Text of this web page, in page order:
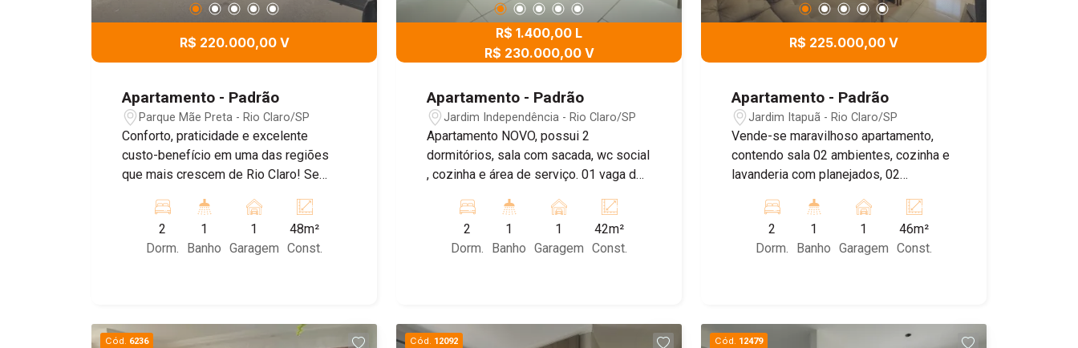
R$ 220.000,00 V
Apartamento - Padrão
Parque Mãe Preta - Rio Claro/SP
Conforto, praticidade e excelente
custo-benefício em uma das regiões
que mais crescem de Rio Claro! Se
para morar, com móveis planejados e
acabamento de qualidade, esta é uma
excelente oportunidade. Com 48 m²
ambientes, proporcionando conforto e
2
Dorm.
1
Banho
1
Garagem
48m²
Const.
R$ 1.400,00 L
R$ 230.000,00 V
Apartamento - Padrão
Jardim Independência - Rio Claro/SP
Apartamento NOVO, possui 2
dormitórios, sala com sacada, wc social
, cozinha e área de serviço. 01 vaga de
2
Dorm.
1
Banho
1
Garagem
42m²
Const.
R$ 225.000,00 V
Apartamento - Padrão
Jardim Itapuã - Rio Claro/SP
Vende-se maravilhoso apartamento,
contendo sala 02 ambientes, cozinha e
lavanderia com planejados, 02
01 banheiro. 1 vaga de garagem coberta
2
Dorm.
1
Banho
1
Garagem
46m²
Const.
Cód. 6236 Cód. 12092 Cód. 12479